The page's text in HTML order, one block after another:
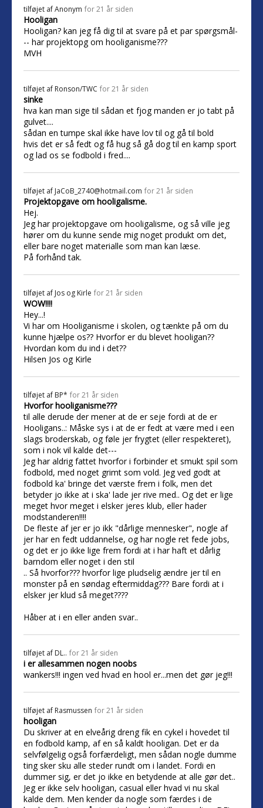
tilføjet afAnonym for 21 år siden
Hooligan
Hooligan? kan jeg få dig til at svare på et par spørgsmål-
-- har projektopg om hooliganisme???
MVH
tilføjet af Ronson/TWC for 21 år siden
sinke
hva kan man sige til sådan et fjog manden er jo tabt på
gulvet....
sådan en tumpe skal ikke have lov til og gå til bold
hvis det er så fedt og få hug så gå dog til en kamp sport
og lad os se fodbold i fred....
tilføjet af JaCoB_2740@hotmail.com for 21 år siden
Projektopgave om hooligalisme.
Hej.
Jeg har projektopgave om hooligalisme, og så ville jeg
hører om du kunne sende mig noget produkt om det,
eller bare noget materialle som man kan læse.
På forhånd tak.
tilføjet af Jos og Kirle for 21 år siden
WOW!!!!
Hey...!
Vi har om Hooliganisme i skolen, og tænkte på om du
kunne hjælpe os?? Hvorfor er du blevet hooligan??
Hvordan kom du ind i det??
Hilsen Jos og Kirle
tilføjet af BP* for 21 år siden
Hvorfor hooliganisme???
til alle derude der mener at de er seje fordi at de er
Hooligans..: Måske sys i at de er fedt at være med i een
slags broderskab, og føle jer frygtet (eller respekteret),
som i nok vil kalde det---
Jeg har aldrig fattet hvorfor i forbinder et smukt spil som
fodbold, med noget grimt som vold. Jeg ved godt at
fodbold ka' bringe det værste frem i folk, men det
betyder jo ikke at i ska' lade jer rive med.. Og det er lige
meget hvor meget i elsker jeres klub, eller hader
modstanderen!!!!
De fleste af jer er jo ikk "dårlige mennesker", nogle af
jer har en fedt uddannelse, og har nogle ret fede jobs,
og det er jo ikke lige frem fordi at i har haft et dårlig
barndom eller noget i den stil
.. Så hvorfor??? hvorfor lige pludselig ændre jer til en
monster på en søndag eftermiddag??? Bare fordi at i
elsker jer klud så meget????
Håber at i en eller anden svar..
tilføjet af DL.. for 21 år siden
i er allesammen nogen noobs
wankers!!! ingen ved hvad en hool er...men det gør jeg!!!
tilføjet af Rasmussen for 21 år siden
hooligan
Du skriver at en elveårig dreng fik en cykel i hovedet til
en fodbold kamp, af en så kaldt hooligan. Det er da
selvfølgelig også forfærdeligt, men sådan nogle dumme
ting sker sku alle steder rundt om i landet. Fordi en
dummer sig, er det jo ikke en betydende at alle gør det..
Jeg er ikke selv hooligan, casual eller hvad vi nu skal
kalde dem. Men kender da nogle som færdes i de